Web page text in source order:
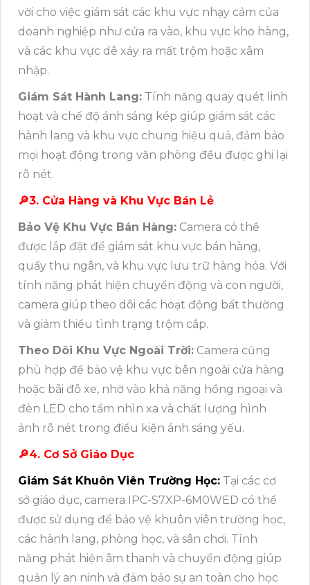
vời cho việc giám sát các khu vực nhạy cảm của
doanh nghiệp như cửa ra vào, khu vực kho hàng,
và các khu vực dễ xảy ra mất trộm hoặc xâm
nhập.
Giám Sát Hành Lang: Tính năng quay quét linh
hoạt và chế độ ánh sáng kép giúp giám sát các
hành lang và khu vực chung hiệu quả, đảm bảo
mọi hoạt động trong văn phòng đều được ghi lại
rõ nét.
🔎3. Cửa Hàng và Khu Vực Bán Lẻ
Bảo Vệ Khu Vực Bán Hàng: Camera có thể
được lắp đặt để giám sát khu vực bán hàng,
quầy thu ngân, và khu vực lưu trữ hàng hóa. Với
tính năng phát hiện chuyển động và con người,
camera giúp theo dõi các hoạt động bất thường
và giảm thiểu tình trạng trộm cắp.
Theo Dõi Khu Vực Ngoài Trời: Camera cũng
phù hợp để bảo vệ khu vực bên ngoài cửa hàng
hoặc bãi đỗ xe, nhờ vào khả năng hồng ngoại và
đèn LED cho tầm nhìn xa và chất lượng hình
ảnh rõ nét trong điều kiện ánh sáng yếu.
🔎4. Cơ Sở Giáo Dục
Giám Sát Khuôn Viên Trường Học: Tại các cơ
sở giáo dục, camera IPC-S7XP-6M0WED có thể
được sử dụng để bảo vệ khuôn viên trường học,
các hành lang, phòng học, và sân chơi. Tính
năng phát hiện âm thanh và chuyển động giúp
quản lý an ninh và đảm bảo sự an toàn cho học